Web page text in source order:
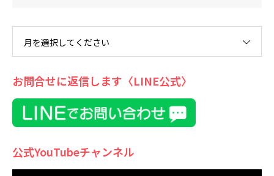
月を選択してください
お問合せに返信します〈LINE公式〉
公式YouTubeチャンネル
動